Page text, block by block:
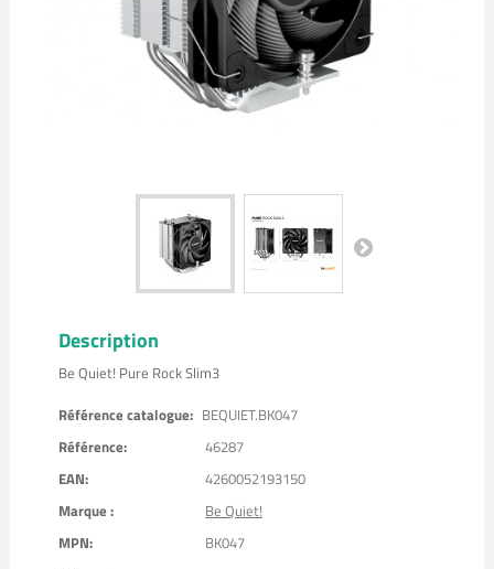
Description
Be Quiet! Pure Rock Slim3
Référence catalogue: BEQUIET.BK047
Référence:
46287
EAN:
4260052193150
Marque :
Be Quiet!
MPN:
BK047